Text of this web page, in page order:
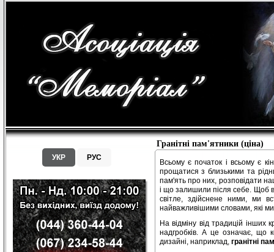
УКР РУС
Гранітні пам'ятники (ціна)
Всьому є початок і всьому є
прощатися з близькими та
пам'ять про них, розповідати
і що залишили після себе. Щоб
світле, здійснене ними, ми
найважливішими словами, які
На відміну від традицій
надгробків. А це означає, що
дизайні, наприклад, гранітні